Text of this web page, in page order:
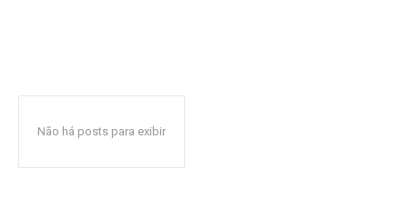
Não há posts para exibir